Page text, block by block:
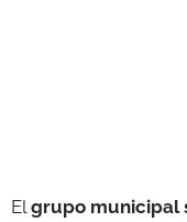
Elgrupo municipal